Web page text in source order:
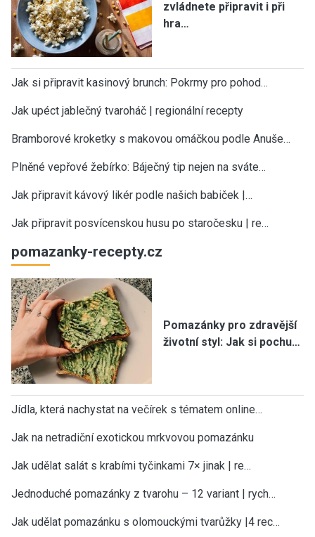
zvládnete připravit i při
hra…
Jak si připravit kasinový brunch: Pokrmy pro pohod…
Jak upéct jablečný tvaroháč | regionální recepty
Bramborové kroketky s makovou omáčkou podle Anuše…
Plněné vepřové žebírko: Báječný tip nejen na sváte…
Jak připravit kávový likér podle našich babiček |…
Jak připravit posvícenskou husu po staročesku | re…
pomazanky-recepty.cz
Pomazánky pro zdravější
životní styl: Jak si pochu…
Jídla, která nachystat na večírek s tématem online…
Jak na netradiční exotickou mrkvovou pomazánku
Jak udělat salát s krabími tyčinkami 7× jinak | re…
Jednoduché pomazánky z tvarohu – 12 variant | rych…
Jak udělat pomazánku s olomouckými tvarůžky |4 rec…